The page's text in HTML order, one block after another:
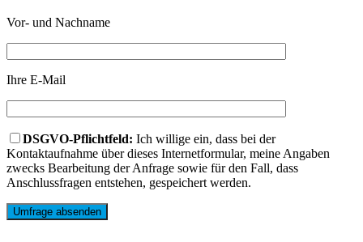
Vor- und Nachname
Ihre E-Mail
DSGVO-Pflichtfeld: Ich willige ein, dass bei der
Kontaktaufnahme über dieses Internetformular, meine Angaben
zwecks Bearbeitung der Anfrage sowie für den Fall, dass
Anschlussfragen entstehen, gespeichert werden.